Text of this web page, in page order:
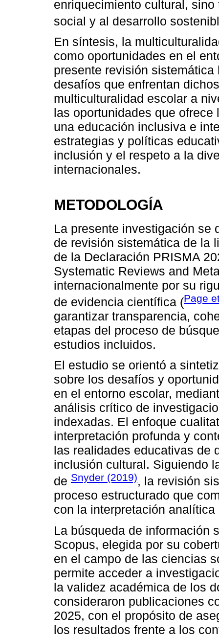
enriquecimiento cultural,
social y al desarrollo
En síntesis, la
como oportunidades en el
presente revisión
desafíos que enfrentan
multiculturalidad escolar a
las oportunidades que
una educación inclusiva e
estrategias y políticas
inclusión y el respeto a la
internacionales.
METODOLOGÍA
La presente investigación se
de revisión sistemática de la
de la Declaración PRISMA
Systematic Reviews and
internacionalmente por su
de evidencia científica (Page
garantizar transparencia,
etapas del proceso de
estudios incluidos.
El estudio se orientó a
sobre los desafíos y
en el entorno escolar,
análisis crítico de
indexadas. El enfoque
interpretación profunda y
las realidades educativas de
inclusión cultural. Siguiendo
de Snyder (2019), la revisión
proceso estructurado que
con la interpretación
La búsqueda de información
Scopus, elegida por su
en el campo de las ciencias
permite acceder a
la validez académica de los
consideraron publicaciones
2025, con el propósito de
los resultados frente a los